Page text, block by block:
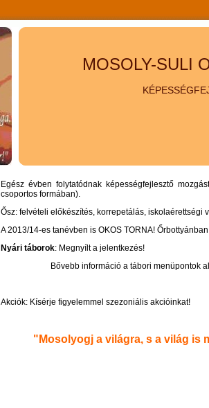
MOSOLY-SULI
Egész évben folytatódnak képességfejlesztő
csoportos formában).
Ősz: felvételi előkészítés, korrepetálás, iskolaérettségi
A 2013/14-es tanévben is OKOS TORNA!
Nyári táborok: Megnyílt a jelentkezés!
Bővebb információ a tábori menüpontok
Akciók: Kísérje figyelemmel szezoniális akcióinkat!
"Mosolyogj a világra, s a világ is